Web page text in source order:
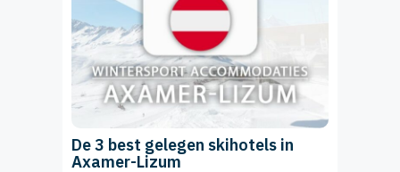
De 3 best gelegen skihotels in
Axamer-Lizum